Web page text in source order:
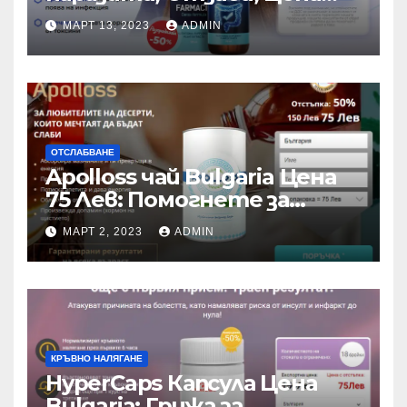
(Bulgaria)
МАРТ 13, 2023 ADMIN
ОТСЛАБВАНЕ
Apolloss чай Bulgaria Цена
75 Лев: Помогнете за
отслабване!
МАРТ 2, 2023 ADMIN
КРЪВНО НАЛЯГАНЕ
HyperCaps Капсула Цена